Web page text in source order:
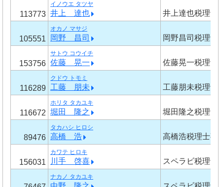
113773
イノウエ タツヤ
井上 達也 井上達也税理士
105551
オカノ マサジ
岡野 昌司 岡野昌司税理士
153756
サトウ コウイチ
佐藤 晃一 佐藤晃一税理士
116289
クドウ トモミ
工藤 朋未 工藤朋未税理士
116672
ホリタ タカユキ
堀田 隆之 堀田隆之税理士
89476
タカハシ ヒロシ
高橋 浩 高橋浩税理士事
156031
カワテ ヒロキ
川手 啓喜 スペラビ税理
ナカノ タカユキ